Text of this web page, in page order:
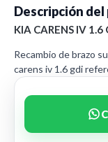
Descripción
KIA CARENS IV 1.6
Recambio de brazo
carens iv 1.6 gdi